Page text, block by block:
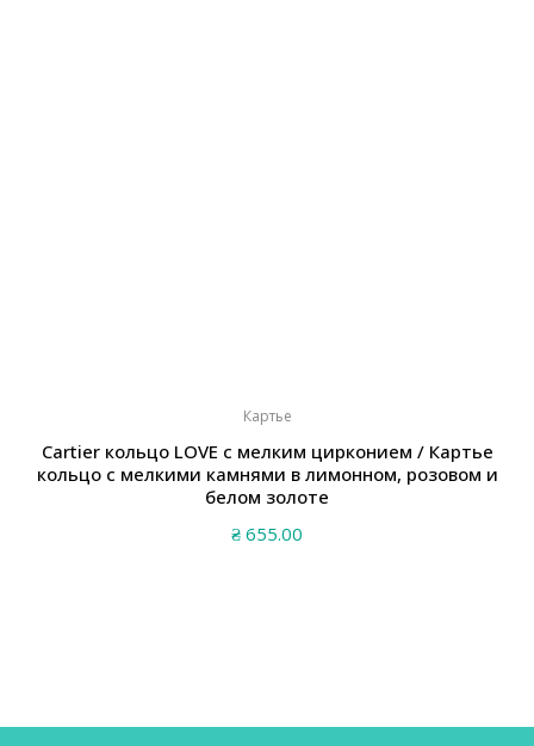
Картье
Cartier кольцо LOVE с мелким цирконием / Картье
кольцо с мелкими камнями в лимонном, розовом и
белом золоте
₴ 655.00